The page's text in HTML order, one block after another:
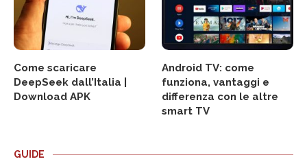
Come scaricare
DeepSeek dall’Italia |
Download APK
Android TV: come
funziona, vantaggi e
differenza con le altre
smart TV
GUIDE